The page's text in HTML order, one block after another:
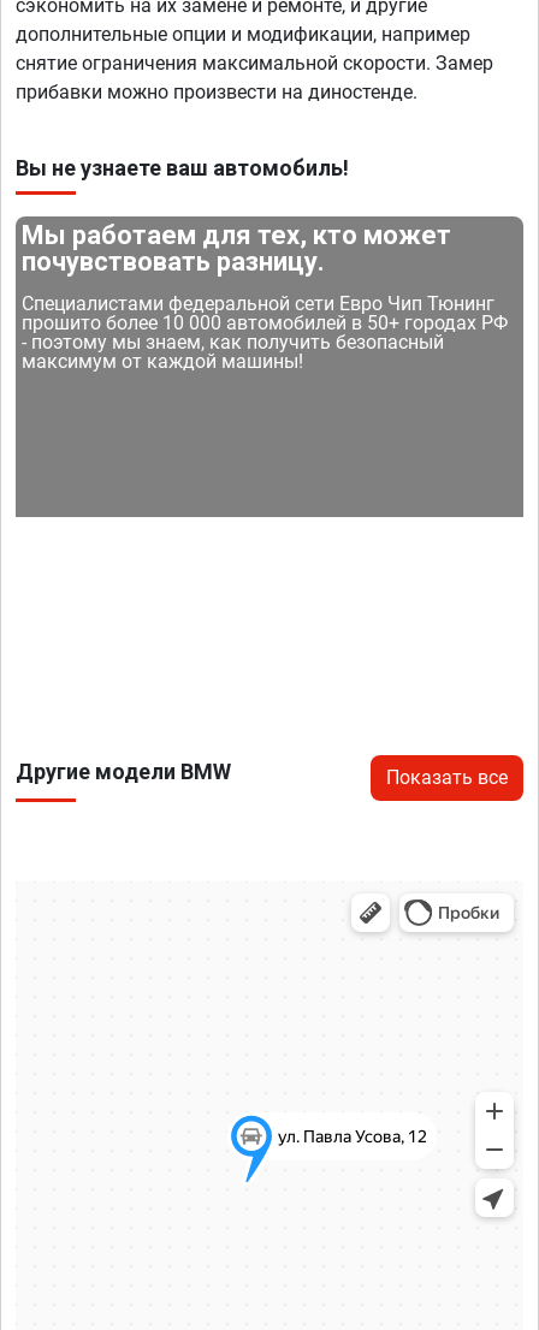
сэкономить на их замене и ремонте, и другие
дополнительные опции и модификации, например
снятие ограничения максимальной скорости. Замер
прибавки можно произвести на диностенде.
Вы не узнаете ваш автомобиль!
Мы работаем для тех, кто может
почувствовать разницу.
Специалистами федеральной сети Евро Чип Тюнинг
прошито более 10 000 автомобилей в 50+ городах РФ
- поэтому мы знаем, как получить безопасный
максимум от каждой машины!
Другие модели BMW Показать все